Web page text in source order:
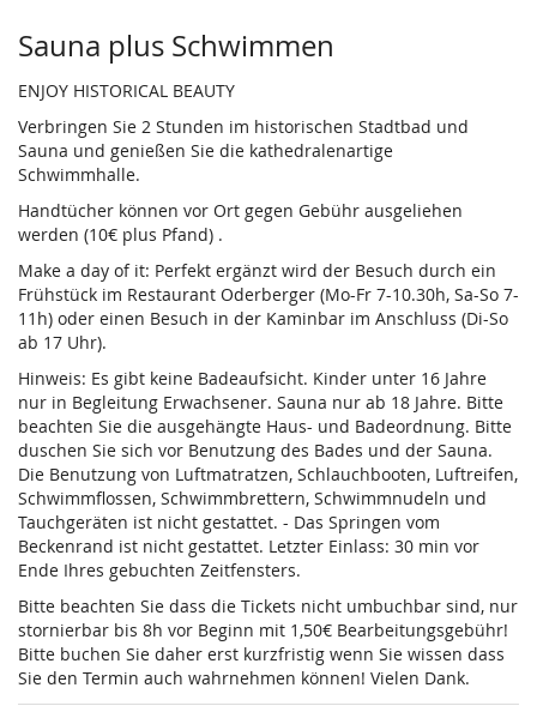
Sauna plus Schwimmen
ENJOY HISTORICAL BEAUTY
Verbringen Sie 2 Stunden im historischen Stadtbad und
Sauna und genießen Sie die kathedralenartige
Schwimmhalle.
Handtücher können vor Ort gegen Gebühr ausgeliehen
werden (10€ plus Pfand) .
Make a day of it: Perfekt ergänzt wird der Besuch durch ein
Frühstück im Restaurant Oderberger (Mo-Fr 7-10.30h, Sa-So 7-
11h) oder einen Besuch in der Kaminbar im Anschluss (Di-So
ab 17 Uhr).
Hinweis: Es gibt keine Badeaufsicht. Kinder unter 16 Jahre
nur in Begleitung Erwachsener. Sauna nur ab 18 Jahre. Bitte
beachten Sie die ausgehängte Haus- und Badeordnung. Bitte
duschen Sie sich vor Benutzung des Bades und der Sauna.
Die Benutzung von Luftmatratzen, Schlauchbooten, Luftreifen,
Schwimmflossen, Schwimmbrettern, Schwimmnudeln und
Tauchgeräten ist nicht gestattet. - Das Springen vom
Beckenrand ist nicht gestattet. Letzter Einlass: 30 min vor
Ende Ihres gebuchten Zeitfensters.
Bitte beachten Sie dass die Tickets nicht umbuchbar sind, nur
stornierbar bis 8h vor Beginn mit 1,50€ Bearbeitungsgebühr!
Bitte buchen Sie daher erst kurzfristig wenn Sie wissen dass
Sie den Termin auch wahrnehmen können! Vielen Dank.